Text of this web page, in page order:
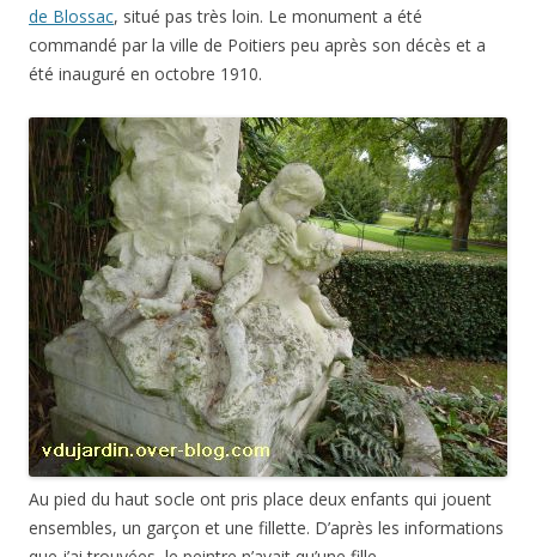
de Blossac, situé pas très loin. Le monument a été
commandé par la ville de Poitiers peu après son décès et a
été inauguré en octobre 1910.
Au pied du haut socle ont pris place deux enfants qui jouent
ensembles, un garçon et une fillette. D’après les informations